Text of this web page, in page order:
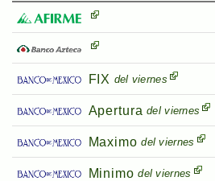
FIX del viernes
Apertura del viernes
Maximo del viernes
Minimo del viernes